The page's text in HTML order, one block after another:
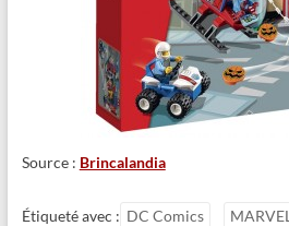
Source : Brincalandia
Étiqueté avec : DC Comics MARVEL